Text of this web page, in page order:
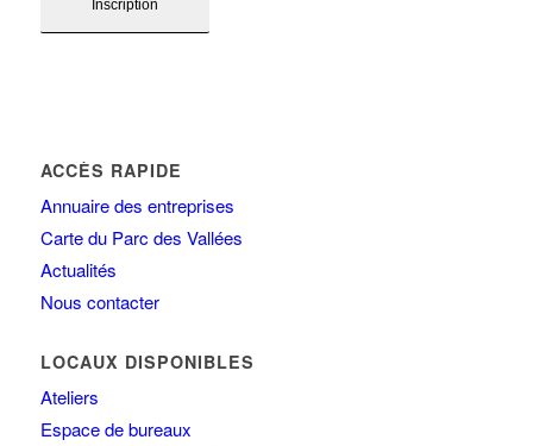
ACCÈS RAPIDE
Annuaire des entreprises
Carte du Parc des Vallées
Actualités
Nous contacter
LOCAUX DISPONIBLES
Ateliers
Espace de bureaux